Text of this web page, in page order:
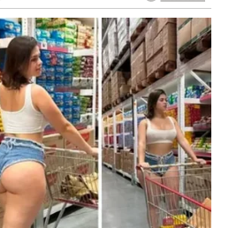
STIŽU KROZ
donijeti i zanimljivu priliku